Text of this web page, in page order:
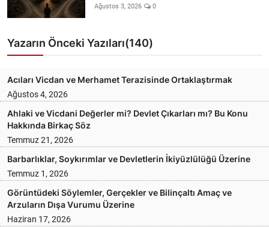
Ağustos 3, 2026 0
Yazarın Önceki Yazıları(140)
Acıları Vicdan ve Merhamet Terazisinde Ortaklaştırmak
Ağustos 4, 2026
Ahlaki ve Vicdani Değerler mi? Devlet Çıkarları mı? Bu Konu
Hakkında Birkaç Söz
Temmuz 21, 2026
Barbarlıklar, Soykırımlar ve Devletlerin İkiyüzlülüğü Üzerine
Temmuz 1, 2026
Görüntüdeki Söylemler, Gerçekler ve Bilinçaltı Amaç ve
Arzuların Dışa Vurumu Üzerine
Haziran 17, 2026